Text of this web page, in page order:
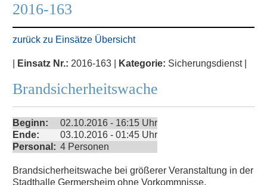
2016-163
zurück zu Einsätze Übersicht
Einsatz Nr.: 2016-163 | Kategorie: Sicherungsdienst |
Brandsicherheitswache
Beginn:
02.10.2016 - 16:15 Uhr
Ende:
03.10.2016 - 01:45 Uhr
Personal: 4 Personen
Brandsicherheitswache bei größerer Veranstaltung in der
Stadthalle Germersheim ohne Vorkommnisse.